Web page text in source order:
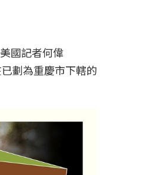
國記者何偉
劃為重慶市下轄的